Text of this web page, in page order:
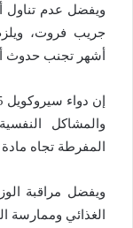
ويفضل عدم تناول
جريب فروت،
أشهر تجنب حدوث
والمشاكل
المفرطة تجاه مادة
ويفضل مراقبة
الغذائي وممارسة